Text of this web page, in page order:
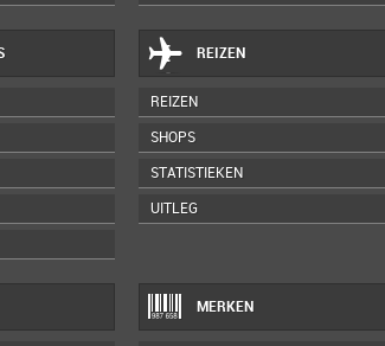
REIZEN
REIZEN
SHOPS
STATISTIEKEN
UITLEG
MERKEN